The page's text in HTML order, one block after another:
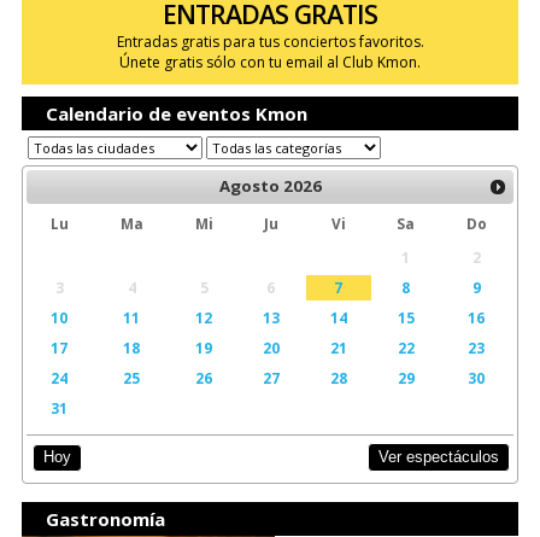
ENTRADAS GRATIS
Entradas gratis para tus conciertos favoritos.
Únete gratis sólo con tu email al Club Kmon.
Calendario de eventos Kmon
Agosto 2026
Lu Ma Mi Ju Vi Sa
Do
1
2
3
4 5 6 7 8
9
10
11 12 13 14 15
16
17
18 19 20 21 22
23
24
25 26 27 28 29
30
31
Hoy Ver espectáculos
Gastronomía